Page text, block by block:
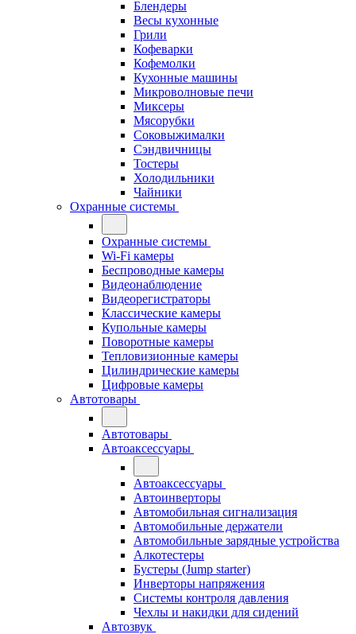
Блендеры
Весы кухонные
Грили
Кофеварки
Кофемолки
Кухонные машины
Микроволновые печи
Миксеры
Мясорубки
Соковыжималки
Сэндвичницы
Тостеры
Холодильники
Чайники
Охранные системы
Охранные системы
Wi-Fi камеры
Беспроводные камеры
Видеонаблюдение
Видеорегистраторы
Классические камеры
Купольные камеры
Поворотные камеры
Тепловизионные камеры
Цилиндрические камеры
Цифровые камеры
Автотовары
Автотовары
Автоаксессуары
Автоаксессуары
Автоинверторы
Автомобильная сигнализация
Автомобильные держатели
Автомобильные зарядные устройства
Алкотестеры
Бустеры (Jump starter)
Инверторы напряжения
Системы контроля давления
Чехлы и накидки для сидений
Автозвук